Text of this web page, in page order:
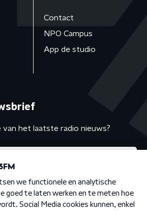
Contact
NPO Campus
App de studio
het laatste radio nieuws?